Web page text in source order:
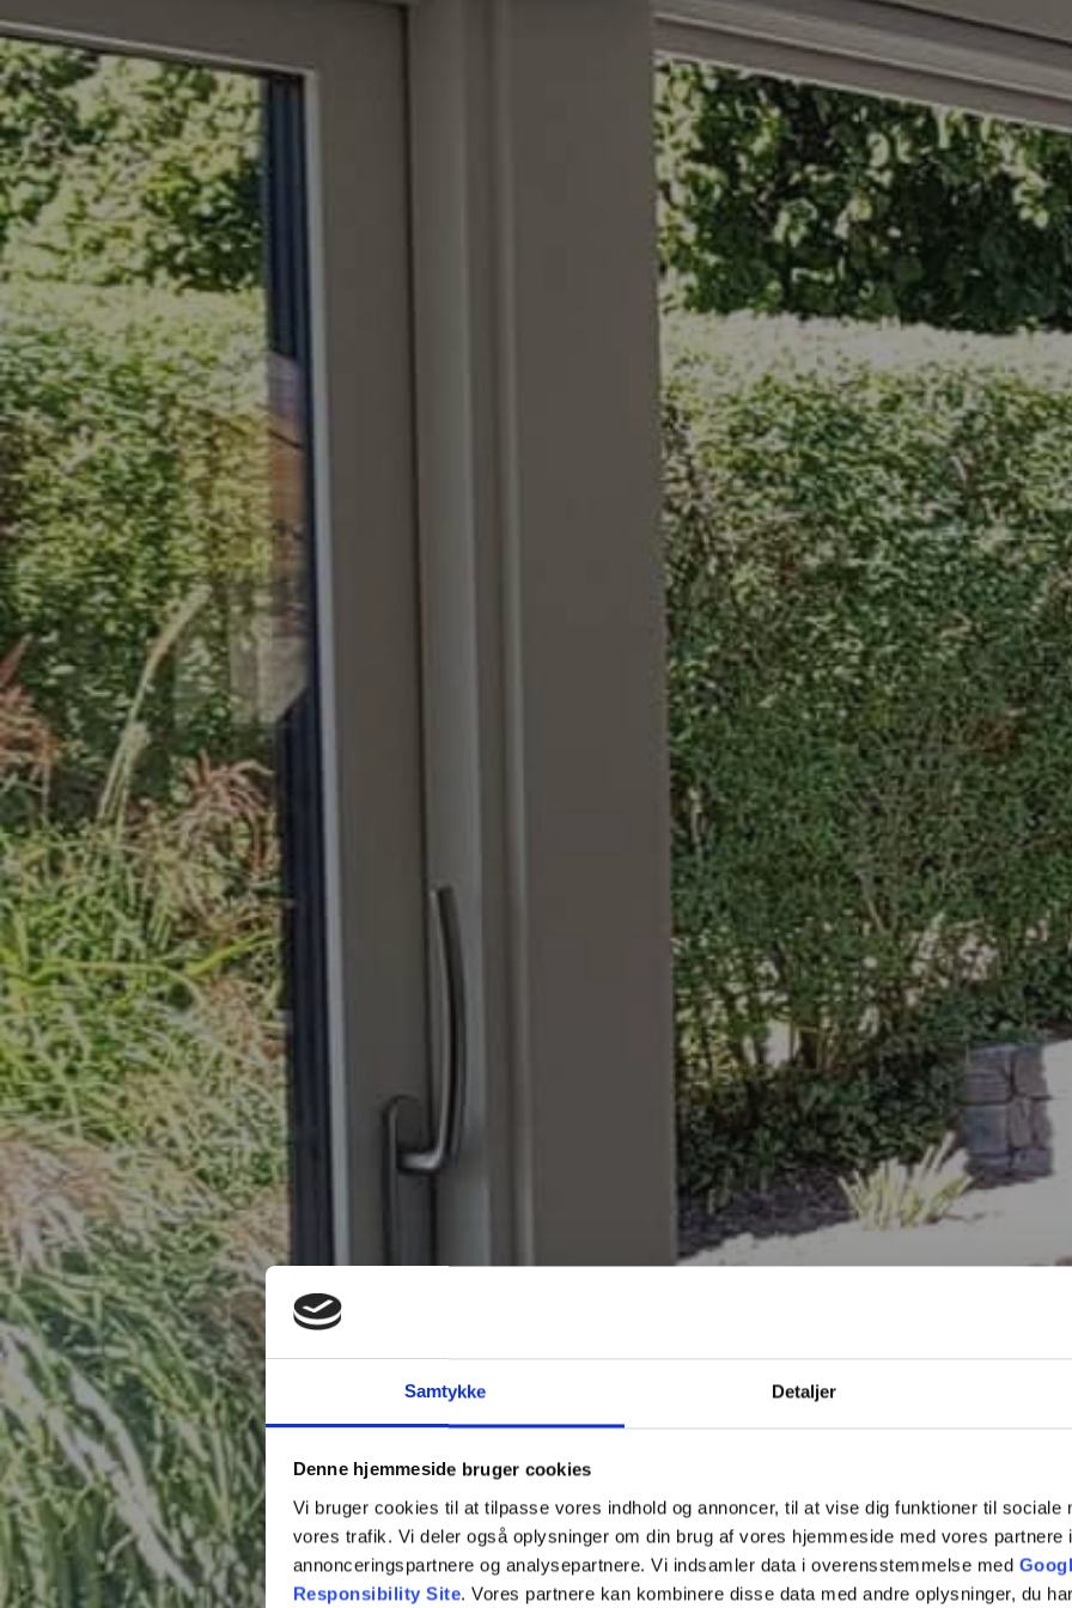
Samtykke Detaljer
Denne hjemmeside bruger cookies
Vi bruger cookies til at tilpasse vores indhold og annoncer, til at vise dig funktioner til sociale
vores trafik. Vi deler også oplysninger om din brug af vores hjemmeside med vores partnere
annonceringspartnere og analysepartnere. Vi indsamler data i overensstemmelse med
Responsibility Site. Vores partnere kan kombinere disse data med andre oplysninger, du